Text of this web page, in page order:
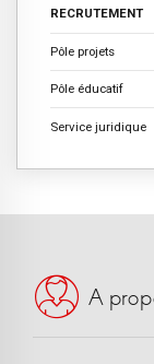
RECRUTEMENT
Pôle projets
Pôle éducatif
Service juridique
A